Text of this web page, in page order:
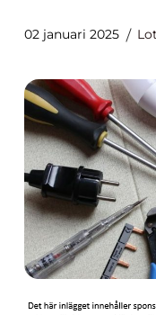
02 januari 2025